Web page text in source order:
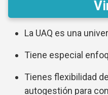
La UAQ es una
Tiene especial
Tienes flexibilidad
autogestión para